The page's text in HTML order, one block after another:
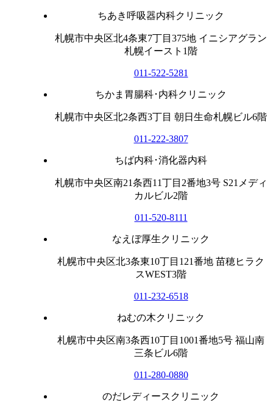
ちあき呼吸器内科クリニック
札幌市中央区北4条東7丁目375地 イニシアグラン
札幌イースト1階
011-522-5281
ちかま胃腸科･内科クリニック
札幌市中央区北2条西3丁目 朝日生命札幌ビル6階
011-222-3807
ちば内科･消化器内科
札幌市中央区南21条西11丁目2番地3号 S21メディ
カルビル2階
011-520-8111
なえぼ厚生クリニック
札幌市中央区北3条東10丁目121番地 苗穂ヒラク
スWEST3階
011-232-6518
ねむの木クリニック
札幌市中央区南3条西10丁目1001番地5号 福山南
三条ビル6階
011-280-0880
のだレディースクリニック